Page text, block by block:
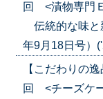
回 <漬物専門
伝統的な味と
年9月18日号）
【こだわりの
回 <チーズケ